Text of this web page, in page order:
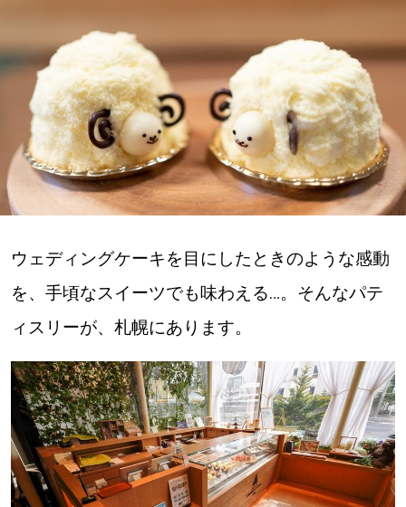
ゆるむ
SitakkeTV
LOCAL ローカルエリア
札幌
道北
道東
道央
ウェディングケーキを目にしたときのような感動
を、手頃なスイーツでも味わえる…。そんなパテ
ィスリーが、札幌にあります。